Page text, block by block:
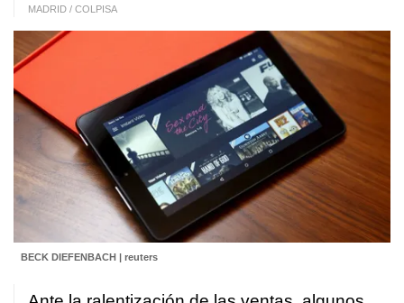
MADRID / COLPISA
BECK DIEFENBACH | reuters